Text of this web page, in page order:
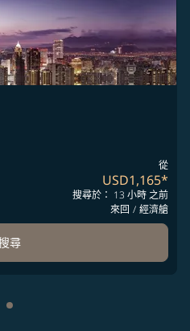
從
USD1,165*
搜尋於： 13 小時 之前
來回 / 經濟艙
尋
顯示 cmp-pagination-